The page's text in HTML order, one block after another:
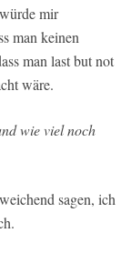
mir
man keinen
man last but not
wäre.
wie viel noch
sagen, ich